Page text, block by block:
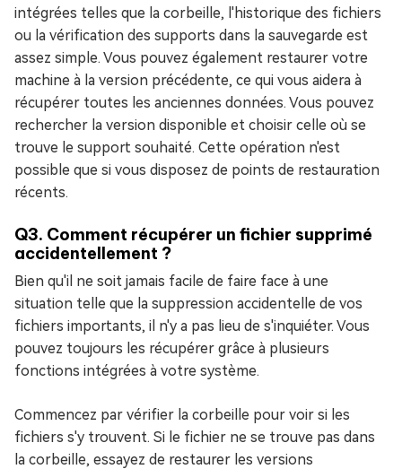
intégrées telles que la corbeille, l'historique des fichiers
ou la vérification des supports dans la sauvegarde est
assez simple. Vous pouvez également restaurer votre
machine à la version précédente, ce qui vous aidera à
récupérer toutes les anciennes données. Vous pouvez
rechercher la version disponible et choisir celle où se
trouve le support souhaité. Cette opération n'est
possible que si vous disposez de points de restauration
récents.
Q3. Comment récupérer un fichier supprimé
accidentellement ?
Bien qu'il ne soit jamais facile de faire face à une
situation telle que la suppression accidentelle de vos
fichiers importants, il n'y a pas lieu de s'inquiéter. Vous
pouvez toujours les récupérer grâce à plusieurs
fonctions intégrées à votre système.
Commencez par vérifier la corbeille pour voir si les
fichiers s'y trouvent. Si le fichier ne se trouve pas dans
la corbeille, essayez de restaurer les versions